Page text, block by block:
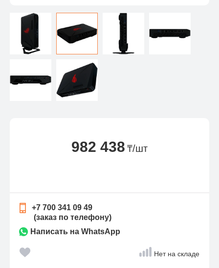
982 438 ₸/шт
+7 700 341 09 49
(заказ по телефону)
Написать на WhatsApp
Нет на складе